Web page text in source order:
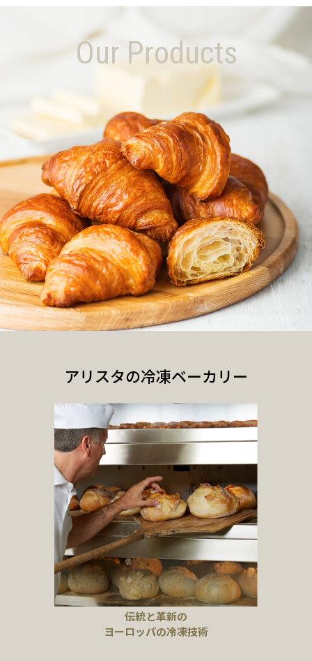
Our Products
アリスタの冷凍ベーカリー
伝統と革新の
ヨーロッパの冷凍技術